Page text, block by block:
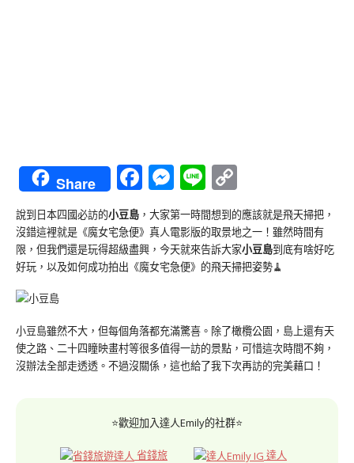
Share Facebook
Messenger
Line
Link
說到日本四國必訪的小豆島 ，大家第一時間想到的應該就是飛天掃把，
沒錯這裡就是《魔女宅急便》真人電影版的取景地之一！雖然時間有
限，但我們還是玩得超級盡興，今天就來告訴大家小豆島到底有啥好吃
好玩，以及如何成功拍出《魔女宅急便》的飛天掃把姿勢🧹
小豆島雖然不大，但每個角落都充滿驚喜。除了橄欖公園，島上還有天
使之路、二十四瞳映畫村等很多值得一訪的景點，可惜這次時間不夠，
沒辦法全部走透透。不過沒關係，這也給了我下次再訪的完美藉口！
⭐歡迎加入達人Emily的社群⭐
省錢旅
達人